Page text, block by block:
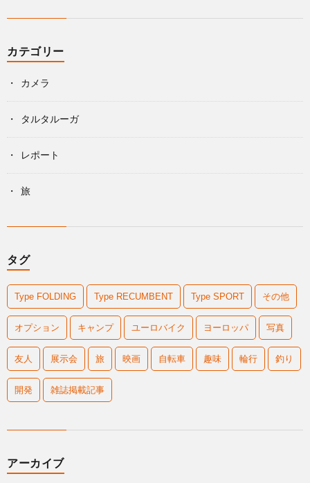
カテゴリー
カメラ
タルタルーガ
レポート
旅
タグ
Type FOLDING Type RECUMBENT Type SPORT その他
オプション キャンプ ユーロバイク ヨーロッパ 写真
友人 展示会 旅 映画 自転車 趣味 輪行 釣り
開発 雑誌掲載記事
アーカイブ